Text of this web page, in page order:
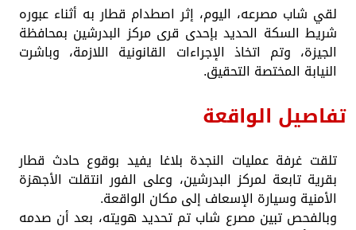
لقي شاب مصرعه، اليوم، إثر اصطدام قطار به أثناء عبوره
شريط السكة الحديد بإحدى قرى مركز البدرشين بمحافظة
الجيزة، وتم اتخاذ الإجراءات القانونية اللازمة، وباشرت
النيابة المختصة التحقيق.
تفاصيل الواقعة
تلقت غرفة عمليات النجدة بلاغا يفيد بوقوع حادث قطار
بقرية تابعة لمركز البدرشين، وعلى الفور انتقلت الأجهزة
الأمنية وسيارة الإسعاف إلى مكان الواقعة.
وبالفحص تبين مصرع شاب تم تحديد هويته، بعد أن صدمه